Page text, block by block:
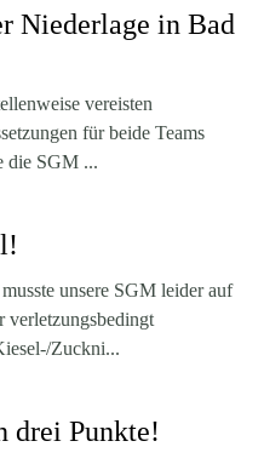
Niederlage in Bad
vereisten
für beide Teams
die SGM ...
unsere SGM leider auf
verletzungsbedingt
Zuckni...
drei Punkte!